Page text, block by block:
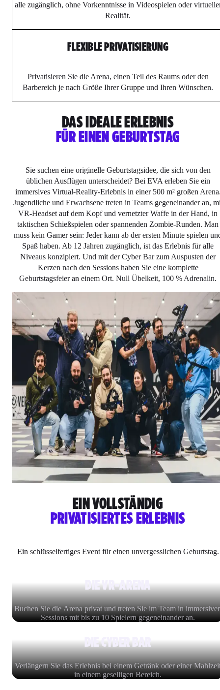
alle zugänglich, ohne Vorkenntnisse in Videospielen oder
Realität.
FLEXIBLE PRIVATISIERUNG
Privatisieren Sie die Arena, einen Teil des Raums oder den
Barbereich je nach Größe Ihrer Gruppe und Ihren Wünschen.
DAS IDEALE ERLEBNIS
FÜR EINEN GEBURTSTAG
Sie suchen eine originelle Geburtstagsidee, die sich von den
üblichen Ausflügen unterscheidet? Bei EVA erleben Sie ein
immersives Virtual-Reality-Erlebnis in einer 500 m² großen
Jugendliche und Erwachsene treten in Teams gegeneinander an,
VR-Headset auf dem Kopf und vernetzter Waffe in der Hand, in
taktischen Schießspielen oder spannenden Zombie-Runden. Man
muss kein Gamer sein: Jeder kann ab der ersten Minute spielen
Spaß haben. Ab 12 Jahren zugänglich, ist das Erlebnis für alle
Niveaus konzipiert. Und mit der Cyber Bar zum Auspusten der
Kerzen nach den Sessions haben Sie eine komplette
Geburtstagsfeier an einem Ort. Null Übelkeit, 100 % Adrenalin.
EIN VOLLSTÄNDIG
PRIVATISIERTES ERLEBNIS
Ein schlüsselfertiges Event für einen unvergesslichen Geburtstag.
DIE VR-ARENA
Buchen Sie die Arena privat und treten Sie im Team in
Sessions mit bis zu 10 Spielern gegeneinander an.
DIE CYBER BAR
Verlängern Sie das Erlebnis bei einem Getränk oder einer
in einem geselligen Bereich.